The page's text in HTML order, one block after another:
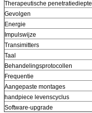
Therapeutische penetratiediepte
Gevolgen
Energie
Impulswijze
Transimitters
Taal
Behandelingsprotocollen
Frequentie
Aangepaste montages
handpiece levenscyclus
Software-upgrade